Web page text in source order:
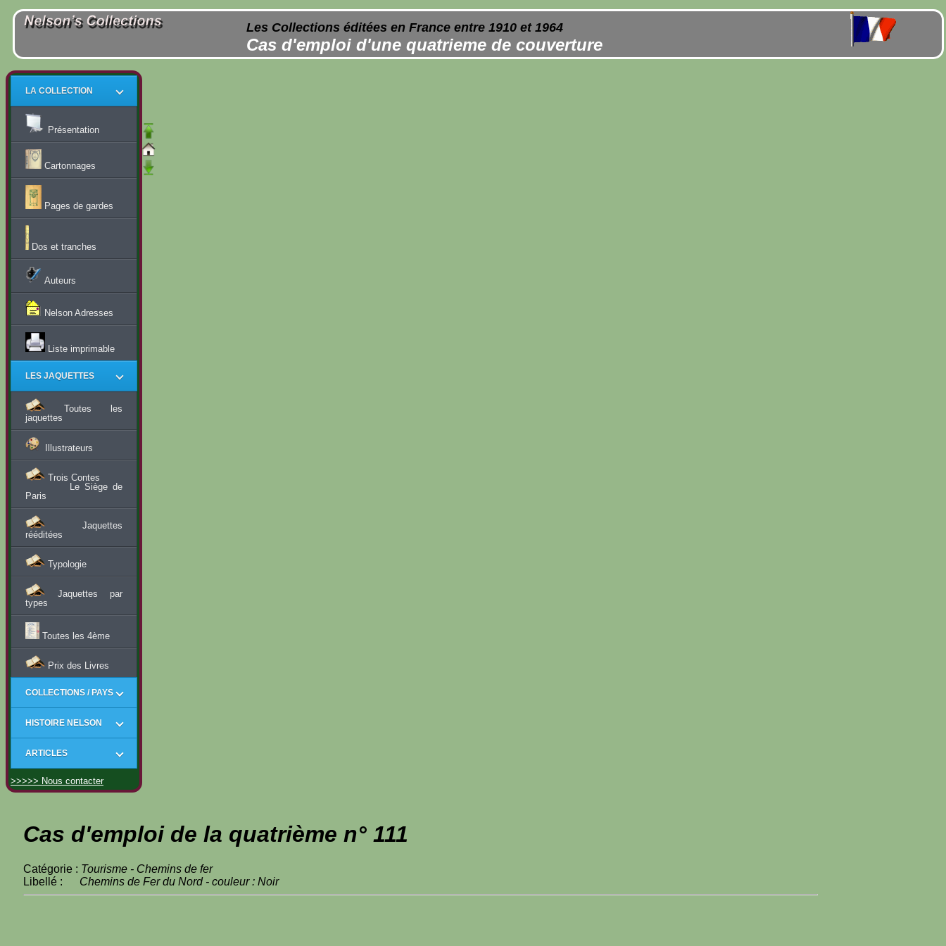
Les Collections éditées en France entre 1910 et 1964
Cas d'emploi d'une quatrieme de couverture
LA COLLECTION
Présentation
Cartonnages
Pages de gardes
Dos et tranches
Auteurs
Nelson Adresses
Liste imprimable
LES JAQUETTES
Toutes les
jaquettes
Illustrateurs
Trois Contes
Le Siège de
Paris
Jaquettes
rééditées
Typologie
Jaquettes par
types
Toutes les 4ème
Prix des Livres
COLLECTIONS / PAYS
HISTOIRE NELSON
ARTICLES
>>>>> Nous contacter
Cas d'emploi de la quatrième n° 111
Catégorie : Tourisme - Chemins de fer
Libellé : Chemins de Fer du Nord - couleur : Noir